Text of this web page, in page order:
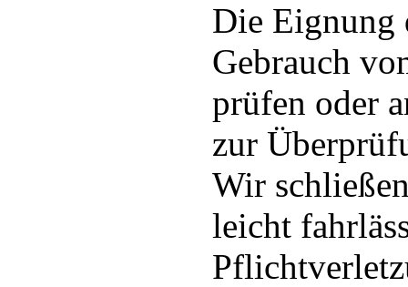
Die Eignung
Gebrauch
prüfen oder
zur
Wir
leicht